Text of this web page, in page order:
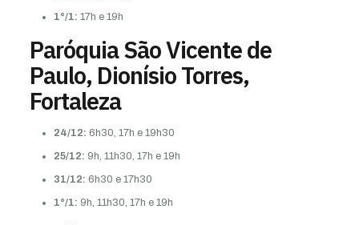
1°/1: 17h e 19h
Paróquia São Vicente de
Paulo, Dionísio Torres,
Fortaleza
24/12: 6h30, 17h e 19h30
25/12: 9h, 11h30, 17h e 19h
31/12: 6h30 e 17h30
1°/1: 9h, 11h30, 17h e 19h